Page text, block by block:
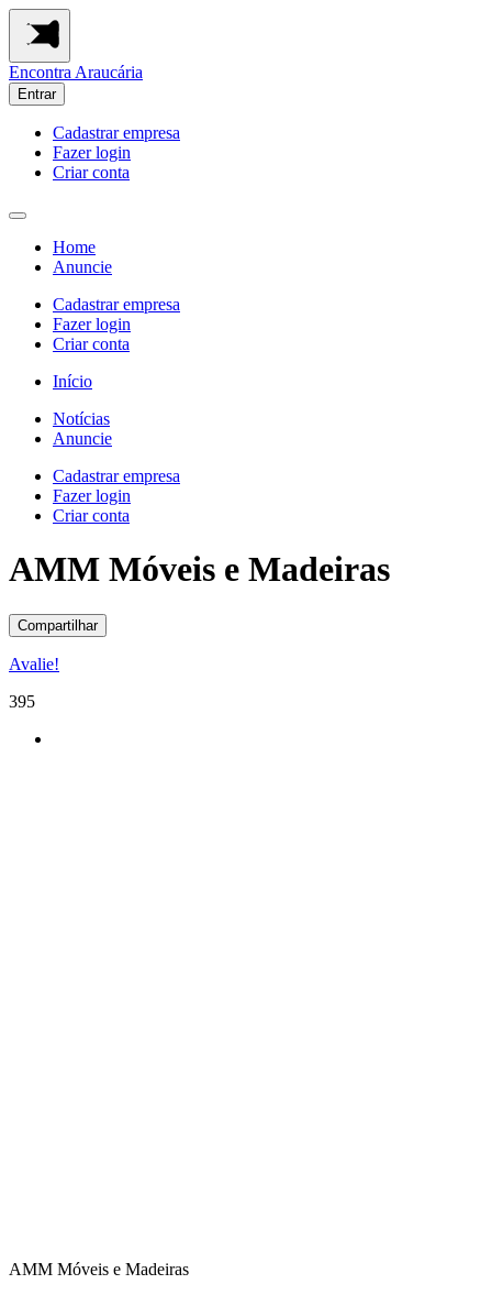
Encontra Araucária
Entrar
Cadastrar empresa
Fazer login
Criar conta
Home
Anuncie
Cadastrar empresa
Fazer login
Criar conta
Início
Notícias
Anuncie
Cadastrar empresa
Fazer login
Criar conta
AMM Móveis e Madeiras
Compartilhar
Avalie!
395
AMM Móveis e Madeiras